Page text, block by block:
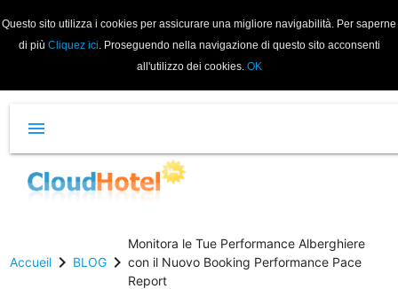
Questo sito utilizza i cookies per assicurare una migliore navigabilità. Per saperne
di più Cliquez ici. Proseguendo nella navigazione di questo sito acconsenti
all'utilizzo dei cookies. OK
menu
Accueilchevron_right BLOGchevron_right
Monitora le Tue Performance Alberghiere
con il Nuovo Booking Performance Pace
Report